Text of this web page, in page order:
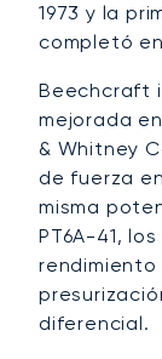
1973 y la
completó
Beechcraft
mejorada
& Whitney
de fuerza
misma
PT6A-41,
rendimiento
diferencial.